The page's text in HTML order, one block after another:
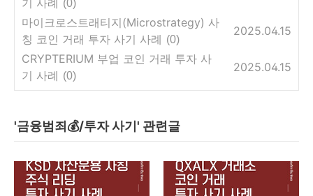
기 사례 (0)
마이크로스트래티지(Microstrategy) 사
칭 코인 거래 투자 사기 사례 (0)
2025.04.15
CRYPTERIUM 부업 코인 거래 투자 사
기 사례 (0)
2025.04.15
'금융범죄💰/투자 사기' 관련글